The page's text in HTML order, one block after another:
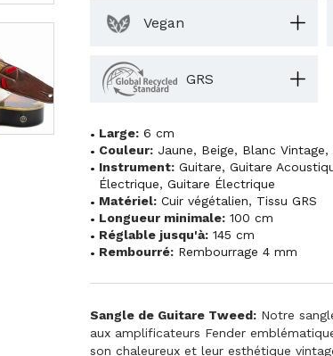
Vegan
GRS
Large: 6 cm
Couleur: Jaune, Beige, Blanc Vintage,
Instrument: Guitare,Guitare
Électrique,Guitare Électrique
Matériel: Cuir végétalien, Tissu GRS
Longueur minimale: 100 cm
Réglable jusqu'à: 145 cm
Rembourré: Rembourrage 4 mm
Sangle de Guitare Tweed: Notre
aux amplificateurs Fender
son chaleureux et leur esthétique